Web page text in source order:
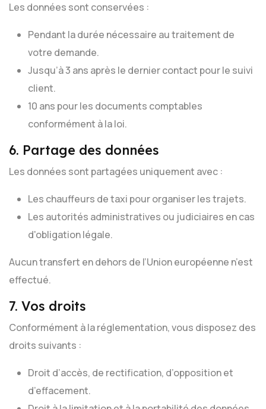
Les données sont conservées :
Pendant la durée nécessaire au traitement de
votre demande.
Jusqu’à 3 ans après le dernier contact pour le suivi
client.
10 ans pour les documents comptables
conformément à la loi.
6. Partage des données
Les données sont partagées uniquement avec :
Les chauffeurs de taxi pour organiser les trajets.
Les autorités administratives ou judiciaires en cas
d'obligation légale.
Aucun transfert en dehors de l’Union européenne n’est
effectué.
7. Vos droits
Conformément à la réglementation, vous disposez des
droits suivants :
Droit d’accès, de rectification, d’opposition et
d’effacement.